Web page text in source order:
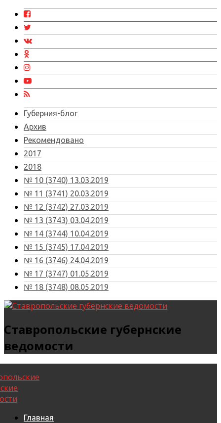
Губерния-блог
Архив
Рекомендовано
2017
2018
№ 10 (3740) 13.03.2019
№ 11 (3741) 20.03.2019
№ 12 (3742) 27.03.2019
№ 13 (3743) 03.04.2019
№ 14 (3744) 10.04.2019
№ 15 (3745) 17.04.2019
№ 16 (3746) 24.04.2019
№ 17 (3747) 01.05.2019
№ 18 (3748) 08.05.2019
Ставропольские губернские
ведомости
Главная